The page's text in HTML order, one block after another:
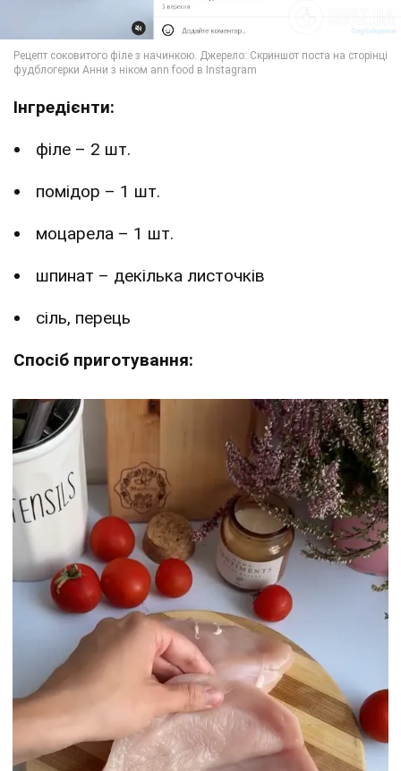
Інгредієнти:
філе – 2 шт.
помідор – 1 шт.
моцарела – 1 шт.
шпинат – декілька листочків
сіль, перець
Спосіб приготування: